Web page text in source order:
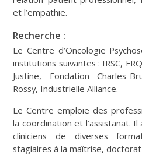
et l’empathie.
Recherche :
Le Centre d’Oncologie
institutions suivantes : IRSC,
Justine, Fondation Charles-
Rossy, Industrielle Alliance.
Le Centre emploie des
la coordination et l’assistanat.
cliniciens de diverses
stagiaires à la maîtrise,